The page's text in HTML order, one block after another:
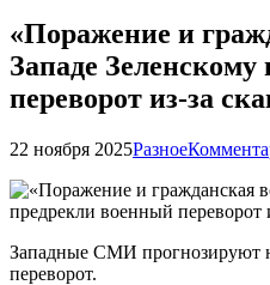
«Поражение и
Западе
переворот из-за
22 ноября 2025Разное
Западные СМИ прогнозируют
переворот.